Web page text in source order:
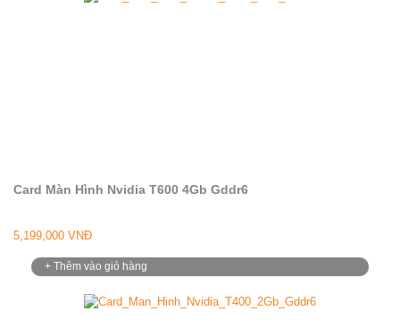
Card Màn Hình Nvidia T600 4Gb Gddr6
5,199,000 VNĐ
+ Thêm vào giỏ hàng